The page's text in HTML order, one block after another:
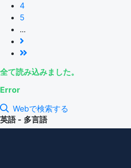
4
5
...
全て読み込みました。
Error
Webで検索する
英語 - 多言語